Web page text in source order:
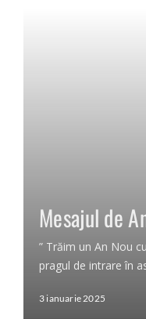
Mesajul de
” Trăim un An Nou
pragul de intrare în
3 ianuarie 2025